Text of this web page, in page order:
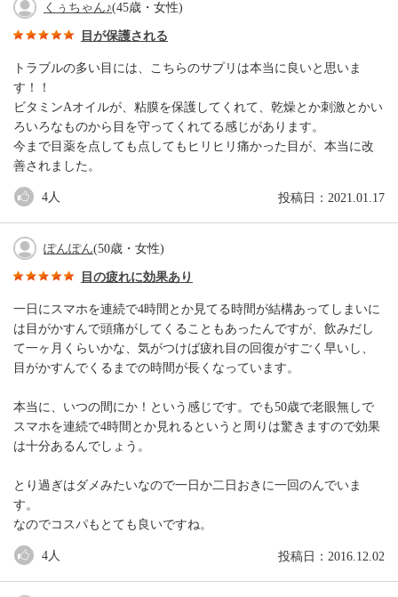
くぅちゃん♪(45歳・女性)
目が保護される
トラブルの多い目には、こちらのサプリは本当に良いと思いま
す！！
ビタミンAオイルが、粘膜を保護してくれて、乾燥とか刺激とかい
ろいろなものから目を守ってくれてる感じがあります。
今まで目薬を点しても点してもヒリヒリ痛かった目が、本当に改
善されました。
投稿日：2021.01.17
4人
ぽんぽん(50歳・女性)
目の疲れに効果あり
一日にスマホを連続で4時間とか見てる時間が結構あってしまいに
は目がかすんで頭痛がしてくることもあったんですが、飲みだし
て一ヶ月くらいかな、気がつけば疲れ目の回復がすごく早いし、
目がかすんでくるまでの時間が長くなっています。
本当に、いつの間にか！という感じです。でも50歳で老眼無しで
スマホを連続で4時間とか見れるというと周りは驚きますので効果
は十分あるんでしょう。
とり過ぎはダメみたいなので一日か二日おきに一回のんでいま
す。
なのでコスパもとても良いですね。
投稿日：2016.12.02
4人